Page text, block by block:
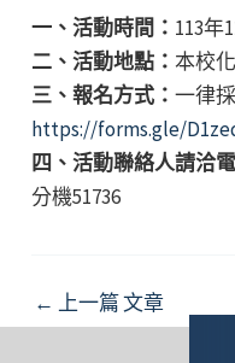
一、活動時間： 113年
二、活動地點： 本校
三、報名方式： 一律
https://forms.gle/
四、活動聯絡人請洽
分機51736
Post
navigation
← 上一篇 文章